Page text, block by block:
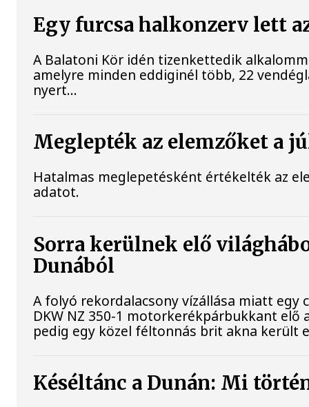
Egy furcsa halkonzerv lett
A Balatoni Kör idén tizenkettedik
amelyre minden eddiginél több, 22
nyert...
Meglepték az elemzőket a
Hatalmas meglepetésként értékelték az
adatot.
Sorra kerülnek elő
Dunából
A folyó rekordalacsony vízállása miatt
DKW NZ 350-1 motorkerékpárbukkant
pedig egy közel féltonnás brit akna került
Késéltánc a Dunán: Mi